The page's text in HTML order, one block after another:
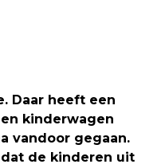
Daar heeft een
kinderwagen
vandoor gegaan.
de kinderen uit